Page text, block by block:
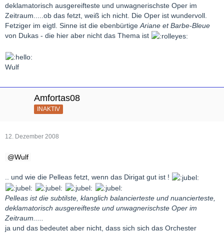
deklamatorisch ausgereifteste und unwagnerischste Oper im
Zeitraum.....ob das fetzt, weiß ich nicht. Die Oper ist wundervoll.
Fetziger im eigtl. Sinne ist die ebenbürtige Ariane et Barbe-Bleue
von Dukas - die hier aber nicht das Thema ist
Wulf
Amfortas08
INAKTIV
12. Dezember 2008
Wulf
.. und wie die Pelleas fetzt, wenn das Dirigat gut ist !
Pelleas ist die subtilste, klanglich balancierteste und nuancierteste,
deklamatorisch ausgereifteste und unwagnerischste Oper im
Zeitraum.....
ja und das bedeutet aber nicht, dass sich sich das Orchester